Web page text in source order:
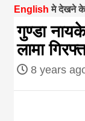
English मे देखने के
गुण्डा
लामा
8 years